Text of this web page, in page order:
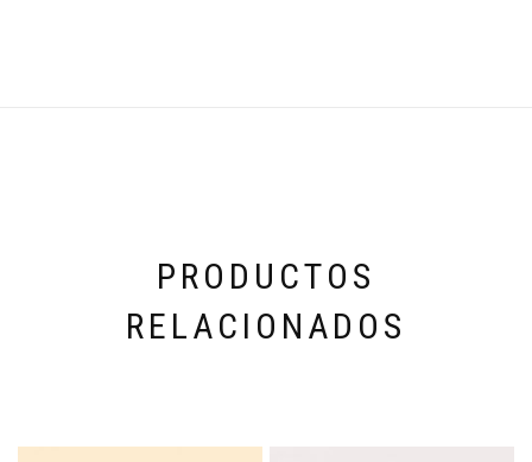
PRODUCTOS
RELACIONADOS